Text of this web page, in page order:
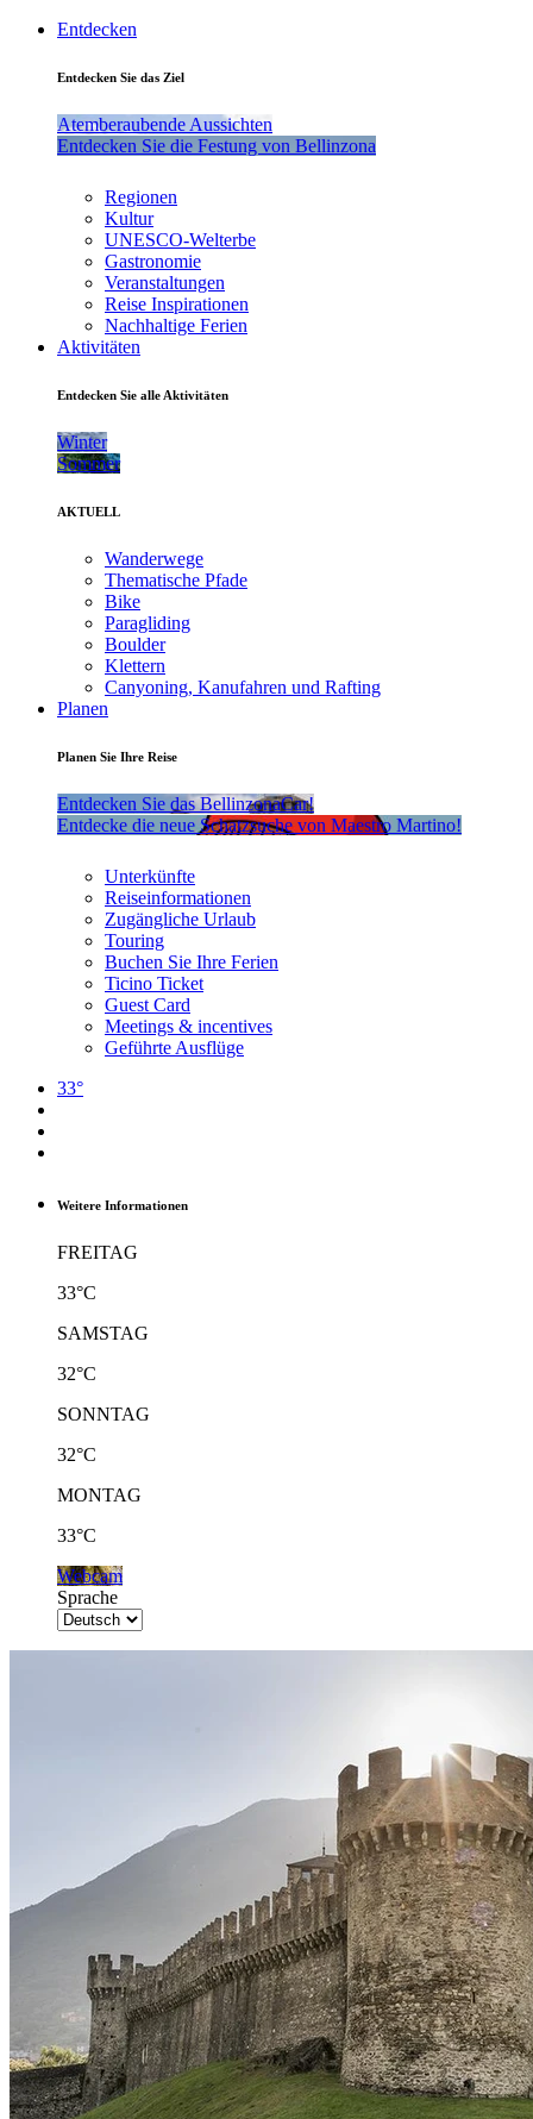
Entdecken
Entdecken Sie das Ziel
Atemberaubende Aussichten
Entdecken Sie die Festung von Bellinzona
Regionen
Kultur
UNESCO-Welterbe
Gastronomie
Veranstaltungen
Reise Inspirationen
Nachhaltige Ferien
Aktivitäten
Entdecken Sie alle Aktivitäten
Winter
Sommer
AKTUELL
Wanderwege
Thematische Pfade
Bike
Paragliding
Boulder
Klettern
Canyoning, Kanufahren und Rafting
Planen
Planen Sie Ihre Reise
Entdecken Sie das BellinzonaCar!
Entdecke die neue Schatzsuche von Maestro Martino!
Unterkünfte
Reiseinformationen
Zugängliche Urlaub
Touring
Buchen Sie Ihre Ferien
Ticino Ticket
Guest Card
Meetings & incentives
Geführte Ausflüge
33°
Weitere Informationen
FREITAG
33°C
SAMSTAG
32°C
SONNTAG
32°C
MONTAG
33°C
Webcam
Sprache